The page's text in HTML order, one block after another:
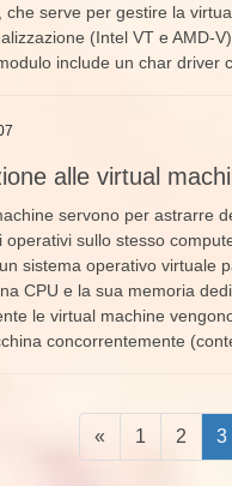
serve per gestire la
(Intel VT e AMD-
include un char
alle virtual
servono per astrarre
operativi sullo stesso
sistema operativo virtuale
CPU e la sua memoria
le virtual machine
concorrentemente
« Pagina
1 Pagina
2 3